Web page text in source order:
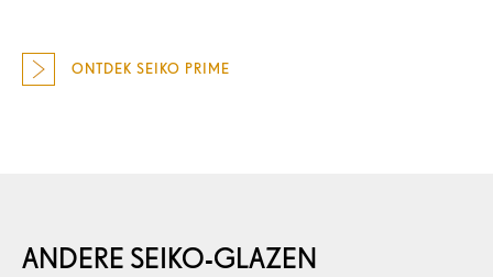
ONTDEK SEIKO PRIME
ANDERE SEIKO-GLAZEN